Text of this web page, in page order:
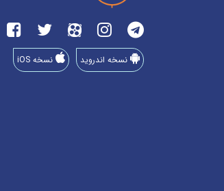
نسخه اندروید نسخه iOS